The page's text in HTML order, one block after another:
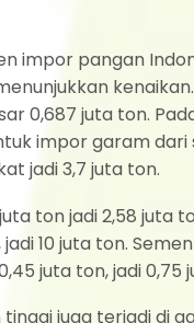
impor pangan
0,687 juta ton.
impor garam dari
jadi 3,7 juta ton.
ton jadi 2,58 juta
jadi 10 juta ton.
juta ton, jadi 0,75
juga terjadi di